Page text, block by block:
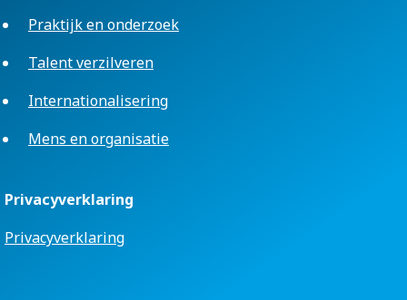
Praktijk en onderzoek
Talent verzilveren
Internationalisering
Mens en organisatie
Privacyverklaring
Privacyverklaring